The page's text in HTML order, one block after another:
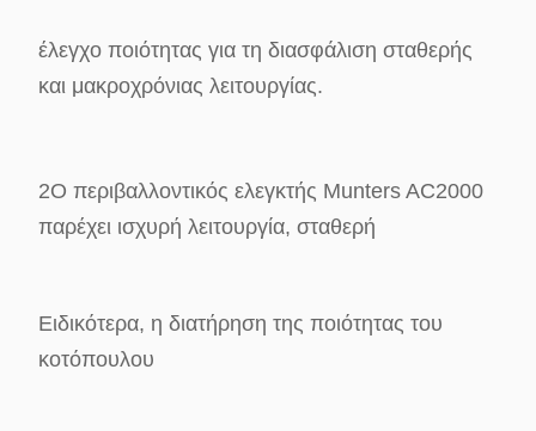
έλεγχο ποιότητας για τη διασφάλιση σταθερής
και μακροχρόνιας λειτουργίας.
2Ο περιβαλλοντικός ελεγκτής Munters AC2000
παρέχει ισχυρή λειτουργία, σταθερή
Ειδικότερα, η διατήρηση της ποιότητας του
κοτόπουλου